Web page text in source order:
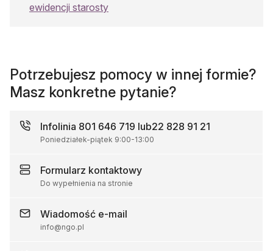
ewidencji starosty
Potrzebujesz pomocy w innej formie?
Masz konkretne pytanie?
Infolinia 801 646 719 lub22 828 91 21
Poniedziałek-piątek 9:00-13:00
Formularz kontaktowy
Do wypełnienia na stronie
Wiadomość e-mail
info@ngo.pl